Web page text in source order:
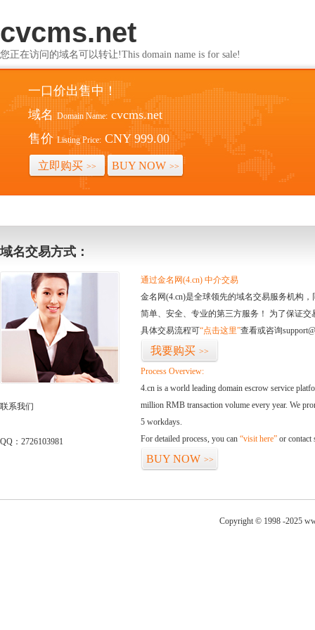
cvcms.net
您正在访问的域名可以转让!This domain name is for sale!
一口价出售中！
域名 Domain Name: cvcms.net
售价 Listing Price: CNY 999.00
立即购买 >> BUY NOW >>
域名交易方式：
联系我们
QQ：2726103981
通过金名网(4.cn) 中介交易
金名网(4.cn)是全球领先的域名交易服务机构
简单、安全、专业的第三方服务！ 为了保证
具体交易流程可“点击这里”查看或咨询
我要购买 >>
Process Overview:
4.cn is a world leading domain escrow service
million RMB transaction volume every year. We
5 workdays.
For detailed process, you can “visit here” or contact
BUY NOW >>
Copyright © 1998 -2025